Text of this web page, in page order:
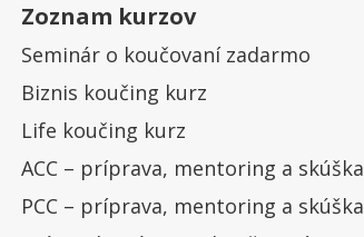
Zoznam kurzov
Seminár o koučovaní zadarmo
Biznis koučing kurz
Life koučing kurz
ACC – príprava, mentoring a skúška
PCC – príprava, mentoring a skúška